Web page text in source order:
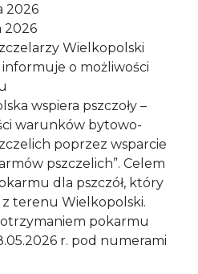
2026
2026
Wielkopolski
informuje o możliwości
wspiera pszczoły –
warunków bytowo-
poprzez wsparcie
pszczelich”. Celem
dla pszczół, który
terenu Wielkopolski.
pokarmu
r. pod numerami